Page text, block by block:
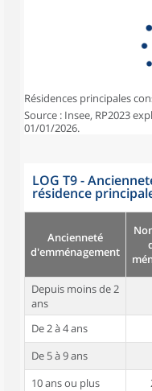
Résidences principales
Source : Insee, RP2023
01/01/2026.
LOG T9 -
résidence
Ancienneté
d'emménagement
Depuis moins de 2
ans
De 2 à 4 ans
De 5 à 9 ans
10 ans ou plus